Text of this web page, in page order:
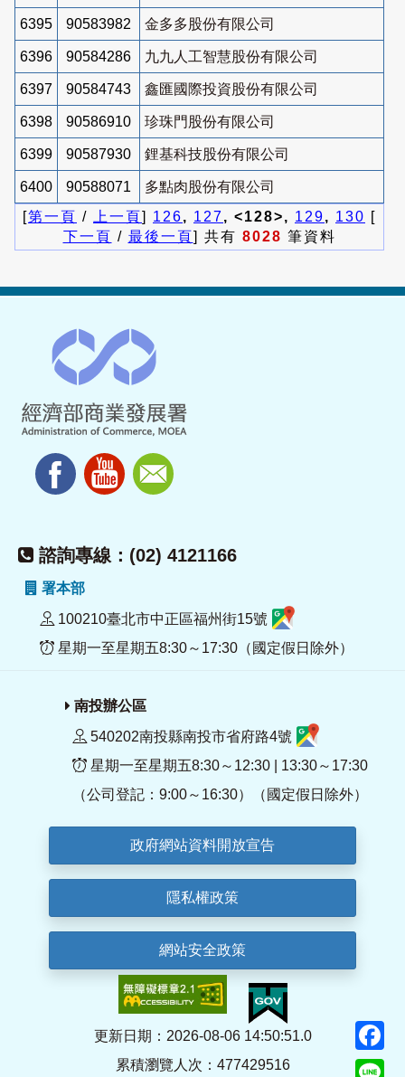
6395 90583982 金多多股份有限公司
6396 90584286 九九人工智慧股份有限公司
6397 90584743 鑫匯國際投資股份有限公司
6398 90586910 珍珠門股份有限公司
6399 90587930 鋰基科技股份有限公司
6400 90588071
多點肉股份有限公司
[第一頁 / 上一頁] 126, 127, <128>, 129, 130 [
下一頁 / 最後一頁] 共有 8028 筆資料
諮詢專線：(02) 4121166
署本部
100210臺北市中正區福州街15號
星期一至星期五8:30～17:30（國定假日除外）
南投辦公區
540202南投縣南投市省府路4號
星期一至星期五8:30～12:30 | 13:30～17:30
（公司登記：9:00～16:30）（國定假日除外）
政府網站資料開放宣告
隱私權政策
網站安全政策
更新日期：2026-08-06 14:50:51.0
累積瀏覽人次：477429516